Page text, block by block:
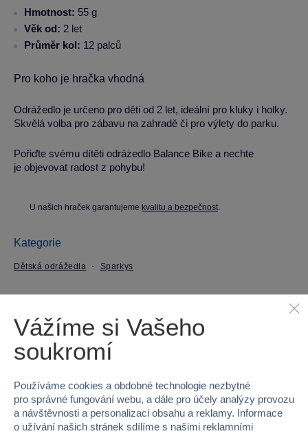
Hmotnost: 55 g
Věk od: 2 let
Průměr kol: 12 palců
Pro koho je hračka vhodná
Odrážedlo je určeno pro děti od 2 let, ideální pro kluky i holky.
Skvělá volba pro zábavu na zahradě či pro výlety do parku.
Pořiďte svému dítěti odráżedlo Balance Bike a nechte
je objevovat radost z pohybu!
U našich hraček garantujeme kvalitu a bezpečnost.
Kategorie
Dětská odrážedla Sparkys
Značka Sparkys
Věk od 2
Vážíme si Vašeho
soukromí
Používáme cookies a obdobné technologie nezbytné
pro správné fungování webu, a dále pro účely analýzy provozu
a návštěvnosti a personalizaci obsahu a reklamy. Informace
o užívání našich stránek sdílíme s našimi reklamními